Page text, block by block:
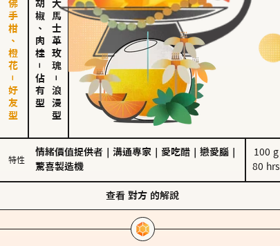
佛手柑、橙花－好友型 胡椒、肉桂
－
佔有型
大馬士革玫瑰
－
浪漫型
特性
情緒價值提供者 溝通專家 愛吃醋 戀愛腦
驚喜製造機
100 g
80 hrs
查看 對方 的解說